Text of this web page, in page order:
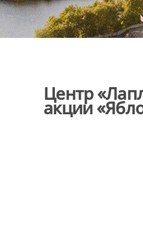
Центр
акции